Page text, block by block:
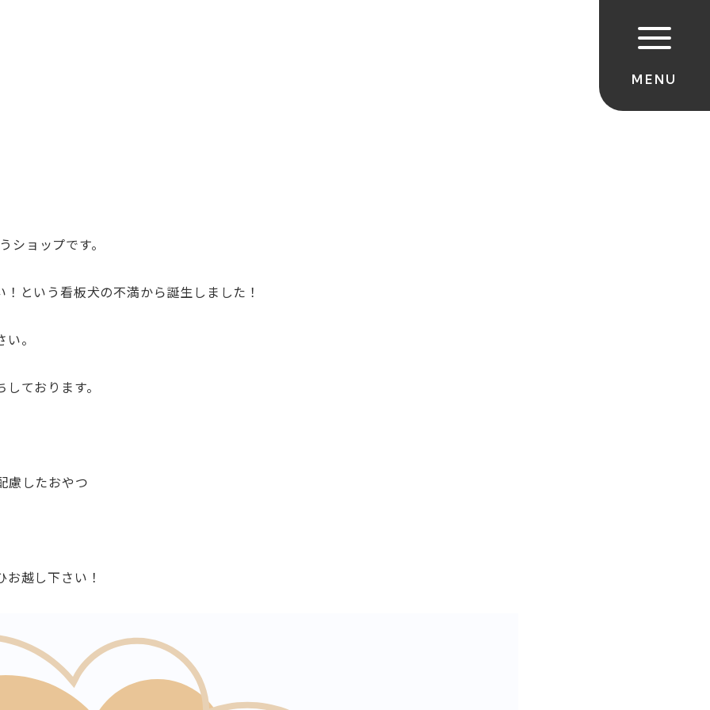
ショップです。
という看板犬の不満から誕生しました！
。
しており ます。
慮したおやつ
越し下さい！